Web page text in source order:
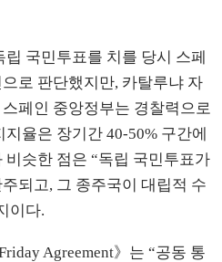
립 국민투표를 치를 당시 스페
로 판단했지만, 카탈루냐 자
페인 중앙정부는 경찰력으로
율은 장기간 40-50% 구간에
슷한 점은 “독립 국민투표가
되고, 그 종주국이 대립적 수
이다.
Agreement》는 “공동 통